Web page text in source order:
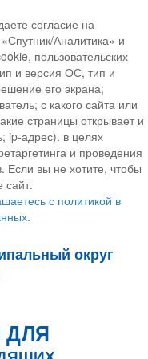
согласие на
Аналитика» и
пользовательских
и версия ОС, тип и
его экрана;
с какого сайта или
страницы открывает и
ip-адрес). в целях
и проведения
Если вы не хотите, чтобы
сайт.
с политикой в